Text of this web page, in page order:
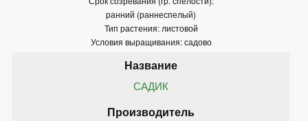
ранний (раннеспелый)
Тип растения: листовой
Условия выращивания: садово
САДИК